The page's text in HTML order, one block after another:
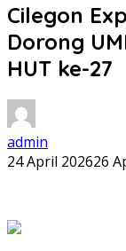
Cilegon
Dorong
HUT ke-27
admin
24 April 202626